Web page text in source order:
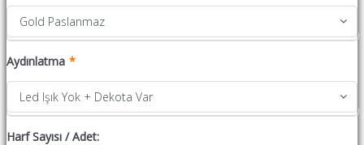
Gold Paslanmaz
Aydınlatma
Led Işık Yok + Dekota Var
Harf Sayısı / Adet: